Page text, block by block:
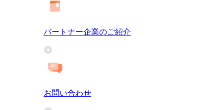
パートナー企業のご紹介
お問い合わせ